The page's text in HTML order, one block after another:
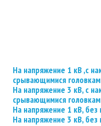
На напряжение 1 кВ ,с
срывающимися
На напряжение 3 кВ, с
срывающимися
На напряжение 1 кВ, без
На напряжение 3 кВ, без